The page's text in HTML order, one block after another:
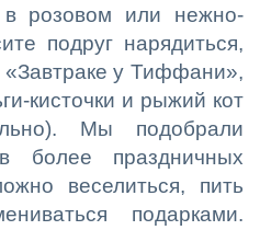
розовом или нежно-
подруг нарядиться,
«Завтраке у Тиффани»,
кисточки и рыжий кот
Мы подобрали
более праздничных
веселиться, пить
подарками.